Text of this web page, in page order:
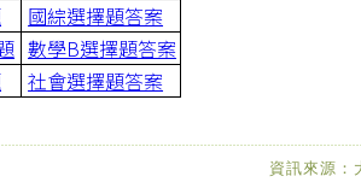
國綜選擇題答案
數學B選擇題答案
社會選擇題答案
資訊來源：